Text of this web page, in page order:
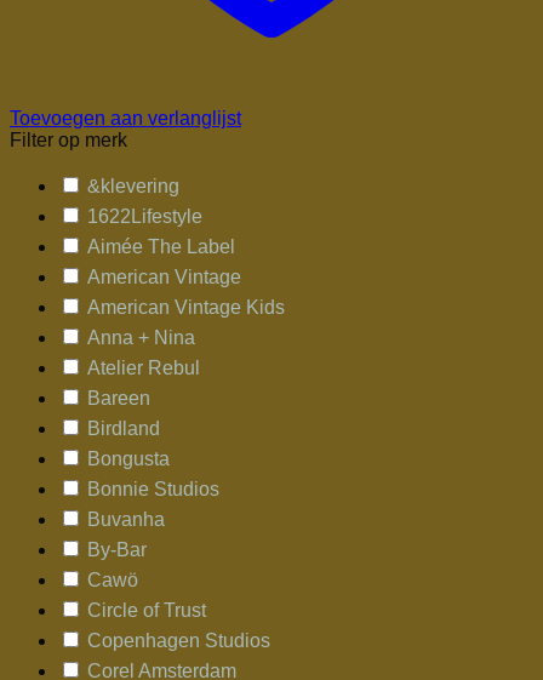
Toevoegen aan verlanglijst
Filter op merk
&klevering
1622Lifestyle
Aimée The Label
American Vintage
American Vintage Kids
Anna + Nina
Atelier Rebul
Bareen
Birdland
Bongusta
Bonnie Studios
Buvanha
By-Bar
Cawö
Circle of Trust
Copenhagen Studios
Corel Amsterdam